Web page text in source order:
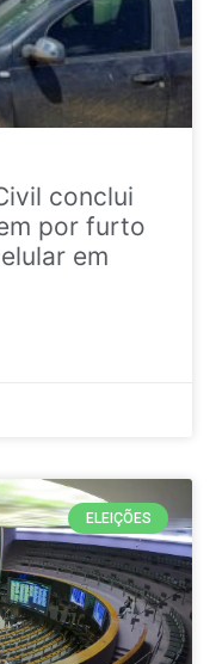
conclui
por furto
em
ELEIÇÕES